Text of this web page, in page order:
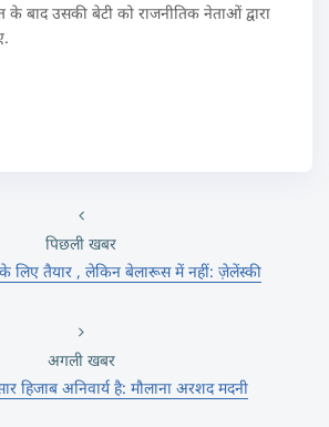
के बाद उसकी बेटी को राजनीतिक नेताओं द्वारा
पिछली खबर
के लिए तैयार , लेकिन बेलारूस में नहीं: ज़ेलेंस्की
अगली खबर
हिजाब अनिवार्य है: मौलाना अरशद मदनी